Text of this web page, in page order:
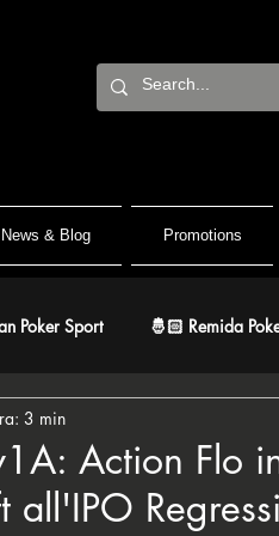
News & Blog Promotions
Poker Sport 🤴🏻 Remida
Wolf
🎅🏻 ER Grand Final ♠️ Road
Action Flo
3 min